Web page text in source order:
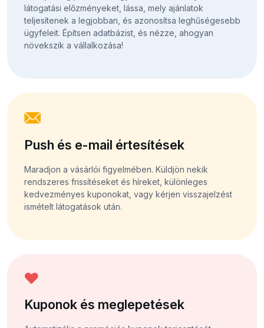
látogatási előzményeket, lássa, mely ajánlatok
teljesítenek a legjobban, és azonosítsa leghűségesebb
ügyfeleit. Építsen adatbázist, és nézze, ahogyan
növekszik a vállalkozása!
Push és e-mail értesítések
Maradjon a vásárlói figyelmében. Küldjön nekik
rendszeres frissítéseket és híreket, különleges
kedvezményes kuponokat, vagy kérjen visszajelzést
ismételt látogatások után.
Kuponok és meglepetések